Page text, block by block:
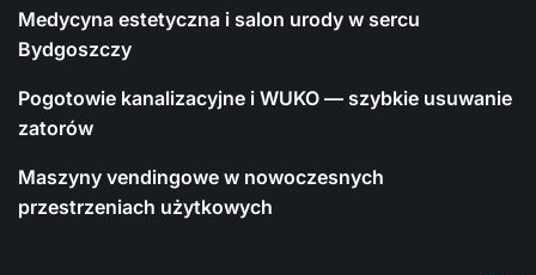
Medycyna estetyczna i salon urody w sercu
Bydgoszczy
Pogotowie kanalizacyjne i WUKO — szybkie usuwanie
zatorów
Maszyny vendingowe w nowoczesnych
przestrzeniach użytkowych